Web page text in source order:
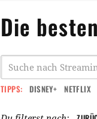
Die
TIPPS: DISNEY+ NETFLIX